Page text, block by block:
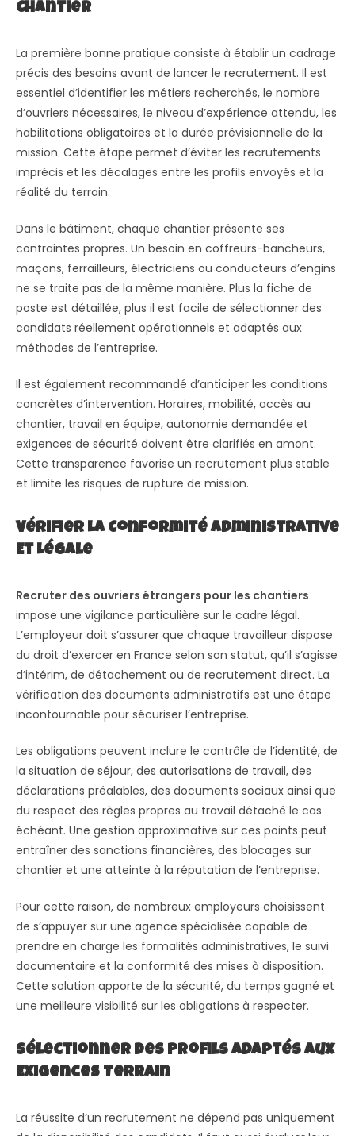
Chantier
La première bonne pratique consiste à établir un cadrage
précis des besoins avant de lancer le recrutement. Il est
essentiel d’identifier les métiers recherchés, le nombre
d’ouvriers nécessaires, le niveau d’expérience attendu, les
habilitations obligatoires et la durée prévisionnelle de la
mission. Cette étape permet d’éviter les recrutements
imprécis et les décalages entre les profils envoyés et la
réalité du terrain.
Dans le bâtiment, chaque chantier présente ses
contraintes propres. Un besoin en coffreurs-bancheurs,
maçons, ferrailleurs, électriciens ou conducteurs d’engins
ne se traite pas de la même manière. Plus la fiche de
poste est détaillée, plus il est facile de sélectionner des
candidats réellement opérationnels et adaptés aux
méthodes de l’entreprise.
Il est également recommandé d’anticiper les conditions
concrètes d’intervention. Horaires, mobilité, accès au
chantier, travail en équipe, autonomie demandée et
exigences de sécurité doivent être clarifiés en amont.
Cette transparence favorise un recrutement plus stable
et limite les risques de rupture de mission.
Vérifier La Conformité Administrative
Et Légale
Recruter des ouvriers étrangers pour les chantiers
impose une vigilance particulière sur le cadre légal.
L’employeur doit s’assurer que chaque travailleur dispose
du droit d’exercer en France selon son statut, qu’il s’agisse
d’intérim, de détachement ou de recrutement direct. La
vérification des documents administratifs est une étape
incontournable pour sécuriser l’entreprise.
Les obligations peuvent inclure le contrôle de l’identité, de
la situation de séjour, des autorisations de travail, des
déclarations préalables, des documents sociaux ainsi que
du respect des règles propres au travail détaché le cas
échéant. Une gestion approximative sur ces points peut
entraîner des sanctions financières, des blocages sur
chantier et une atteinte à la réputation de l’entreprise.
Pour cette raison, de nombreux employeurs choisissent
de s’appuyer sur une agence spécialisée capable de
prendre en charge les formalités administratives, le suivi
documentaire et la conformité des mises à disposition.
Cette solution apporte de la sécurité, du temps gagné et
une meilleure visibilité sur les obligations à respecter.
Sélectionner Des Profils Adaptés Aux
Exigences Terrain
La réussite d’un recrutement ne dépend pas uniquement